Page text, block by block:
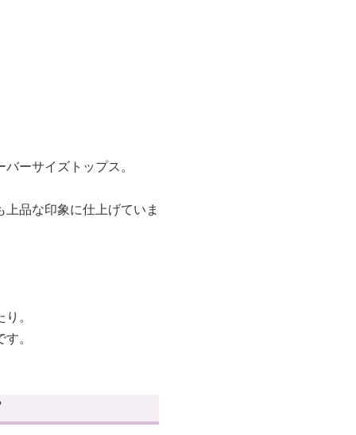
ーサイズトップス。
品な印象に仕上げていま
。
。